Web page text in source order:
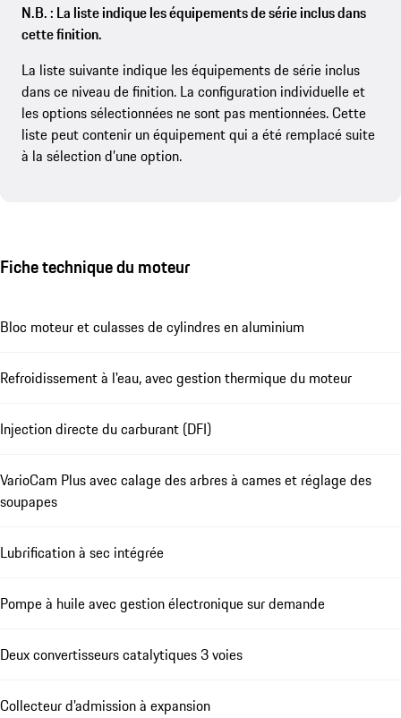
N.B. : La liste indique les équipements de série inclus dans
cette finition.
La liste suivante indique les équipements de série inclus
dans ce niveau de finition. La configuration individuelle et
les options sélectionnées ne sont pas mentionnées. Cette
liste peut contenir un équipement qui a été remplacé suite
à la sélection d’une option.
Fiche technique du moteur
Bloc moteur et culasses de cylindres en aluminium
Refroidissement à l'eau, avec gestion thermique du moteur
Injection directe du carburant (DFI)
VarioCam Plus avec calage des arbres à cames et réglage des
soupapes
Lubrification à sec intégrée
Pompe à huile avec gestion électronique sur demande
Deux convertisseurs catalytiques 3 voies
Collecteur d’admission à expansion